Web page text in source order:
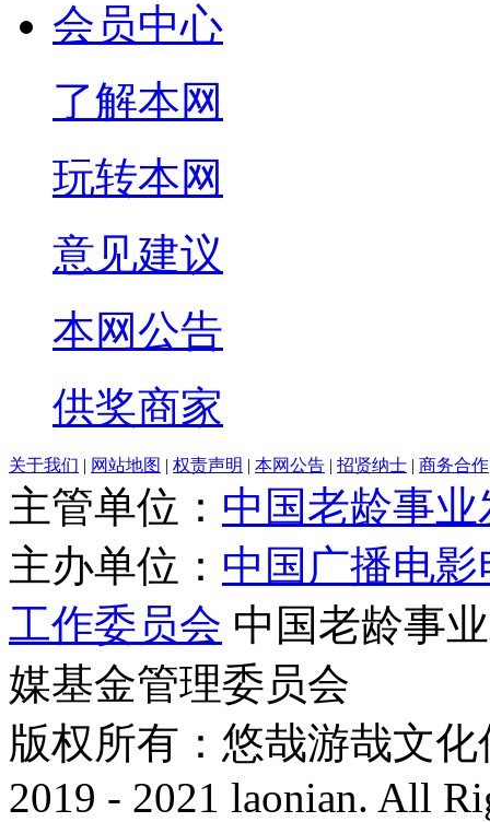
会员中心
了解本网
玩转本网
意见建议
本网公告
供奖商家
关于我们 | 网站地图 | 权责声明 | 本网公告 | 招贤纳士 | 商务合作
主管单位： 中国老龄事
主办单位： 中国广播电
工作委员会 中国老龄事
媒基金管理委员会
版权所有：悠哉游哉文
2019 - 2021 laonian. All